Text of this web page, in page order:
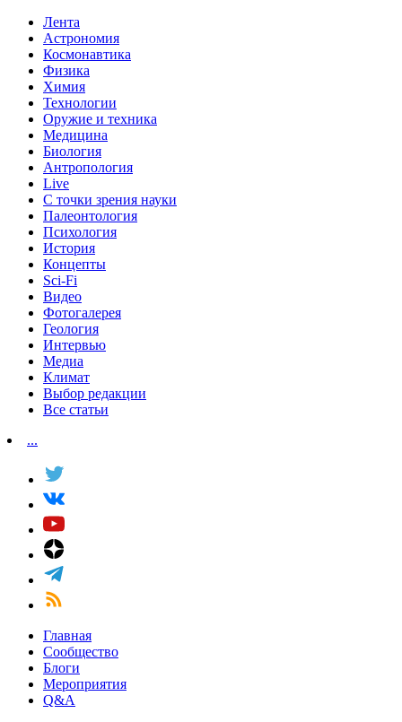
Лента
Астрономия
Космонавтика
Физика
Химия
Технологии
Оружие и техника
Медицина
Биология
Антропология
Live
С точки зрения науки
Палеонтология
Психология
История
Концепты
Sci-Fi
Видео
Фотогалерея
Геология
Интервью
Медиа
Климат
Выбор редакции
Все статьи
...
Главная
Сообщество
Блоги
Мероприятия
Q&A